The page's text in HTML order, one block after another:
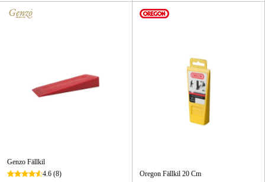
Genzo Fällkil
4.6 (8) Oregon Fällkil 20 Cm